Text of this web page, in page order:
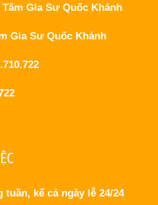
Gia Sư Quốc Khánh
Gia Sư Quốc Khánh
tuần, kể cả ngày lễ 24/24